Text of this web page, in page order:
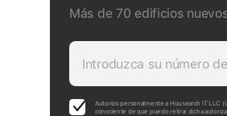
Más de 70 edificios
Introduzca su número
Autorizo personalmente a Housearch IT LLC
consciente de que puedo retirar dicha